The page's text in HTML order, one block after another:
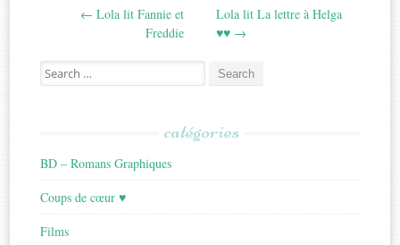
navigation
← Lola lit Fannie et
Freddie
Lola lit La lettre à Helga
♥♥ →
Search
for:
catégories
BD – Romans Graphiques
Coups de cœur ♥
Films